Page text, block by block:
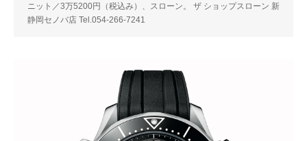
ニット／3万5200円（税込み）、スローン。 ザ ショップスローン 新
静岡セノバ店 Tel.054-266-7241